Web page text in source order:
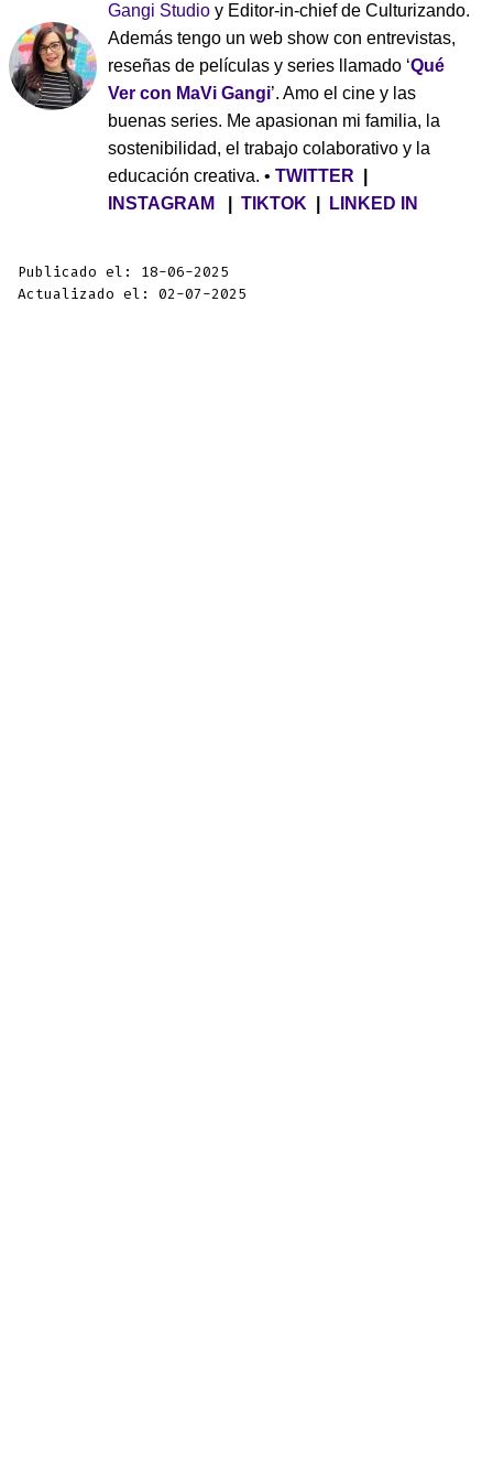
Gangi Studio y Editor-in-chief de Culturizando.
Además tengo un web show con entrevistas,
reseñas de películas y series llamado ‘Qué
Ver con MaVi Gangi’. Amo el cine y las
buenas series. Me apasionan mi familia, la
sostenibilidad, el trabajo colaborativo y la
educación creativa. • TWITTER
INSTAGRAM
TIKTOK LINKED IN
Publicado el: 18-06-2025
Actualizado el: 02-07-2025